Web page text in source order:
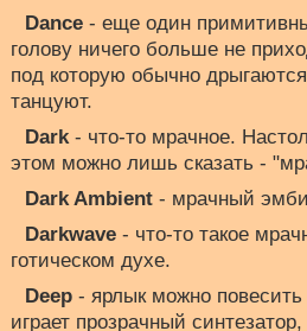
Dance - еще один
голову ничего больше не
под которую обычно
танцуют.
Dark- что-то мрачное.
этом можно лишь сказать -
Dark Ambient - мрачный
Darkwave - что-то такое
готическом духе.
Deep - ярлык можно
играет прозрачный синтезатор,